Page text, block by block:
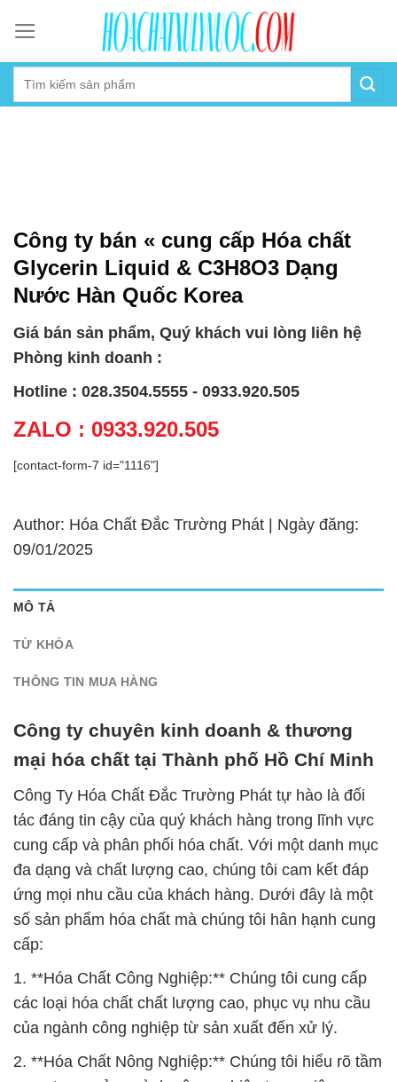
content
Công ty bán « cung cấp Hóa chất
Glycerin Liquid & C3H8O3 Dạng
Nước Hàn Quốc Korea
Giá bán sản phẩm, Quý khách vui lòng liên hệ
Phòng kinh doanh :
Hotline : 028.3504.5555 - 0933.920.505
ZALO : 0933.920.505
[contact-form-7 id="1116"]
Author: Hóa Chất Đắc Trường Phát | Ngày đăng:
09/01/2025
MÔ TẢ
TỪ KHÓA
THÔNG TIN MUA HÀNG
Công ty chuyên kinh doanh & thương
mại hóa chất tại Thành phố Hồ Chí Minh
Công Ty Hóa Chất Đắc Trường Phát tự hào là đối
tác đáng tin cậy của quý khách hàng trong lĩnh vực
cung cấp và phân phối hóa chất. Với một danh mục
đa dạng và chất lượng cao, chúng tôi cam kết đáp
ứng mọi nhu cầu của khách hàng. Dưới đây là một
số sản phẩm hóa chất mà chúng tôi hân hạnh cung
cấp:
1. **Hóa Chất Công Nghiệp:** Chúng tôi cung cấp
các loại hóa chất chất lượng cao, phục vụ nhu cầu
của ngành công nghiệp từ sản xuất đến xử lý.
2. **Hóa Chất Nông Nghiệp:** Chúng tôi hiểu rõ tầm